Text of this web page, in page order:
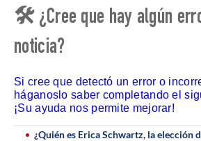
🛠 ¿Cree que hay algún
noticia?
Si cree que detectó un error o
háganoslo saber completando el
¡Su ayuda nos permite mejorar!
¿Quién es Erica Schwartz, la elección